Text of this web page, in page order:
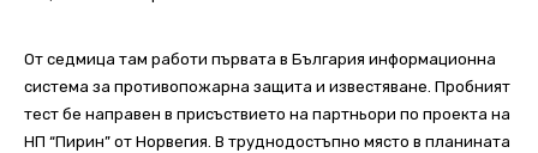
От седмица там работи първата в България информационна
система за противопожарна защита и известяване. Пробният
тест бе направен в присъствието на партньори по проекта на
НП “Пирин” от Норвегия. В труднодостъпно място в планината